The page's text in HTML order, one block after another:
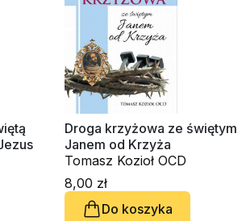
Droga krzyżowa ze świętym
Janem od Krzyża
Tomasz Kozioł OCD
8,00 zł
Do koszyka